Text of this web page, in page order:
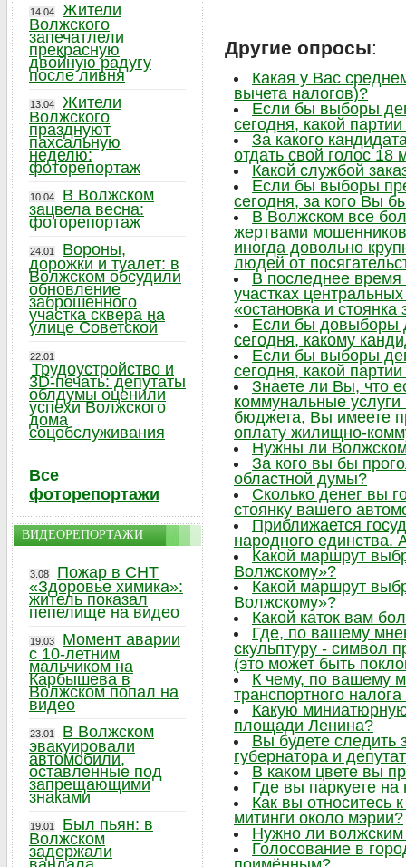
Другие опросы:
Какая у Вас
вычета налогов)?
Если бы выборы
сегодня, какой
За какого
отдать свой голос 18
Какой службой
Если бы выборы
сегодня, за кого Вы
В Волжском все
жертвами
иногда довольно
людей от
В последнее время
участках
«остановка и
Если бы довыборы
сегодня, какому
Если бы выборы
сегодня, какой
Знаете ли Вы, что
коммунальные
бюджета, Вы имеете
оплату жилищно-
Нужны ли
За кого вы бы
областной думы?
Сколько денег вы
стоянку вашего
Приближается
народного единства.
Какой маршрут
Волжскому»?
Какой маршрут
Волжскому»?
Какой каток вам
Где, по вашему
скульптуру - символ
(это может быть
К чему, по вашему
транспортного
Какую миниатюрную
площади Ленина?
Вы будете
губернатора и
В каком цвете вы
Где вы паркуете на
Как вы относитесь
митинги около мэрии?
Нужно ли волжским
Голосование в
14.04
Жители
Волжского
запечатлели
прекрасную
двойную радугу
после ливня
13.04
Жители
Волжского
празднуют
пахсальную
неделю:
фоторепортаж
10.04
В Волжском
зацвела весна:
фоторепортаж
24.01
Вороны,
дорожки и туалет: в
Волжском обсудили
обновление
заброшенного
участка сквера на
улице Советской
22.01
Трудоустройство и
3D-печать: депутаты
облдумы оценили
успехи Волжского
дома
соцобслуживания
Все
фоторепортажи
ВИДЕОРЕПОРТАЖИ
3.08
Пожар в СНТ
«Здоровье химика»:
житель показал
пепелище на видео
19.03
Момент аварии
с 10-летним
мальчиком на
Карбышева в
Волжском попал на
видео
23.01
В Волжском
эвакуировали
автомобили,
оставленные под
запрещающими
знаками
19.01
Был пьян: в
Волжском
задержали